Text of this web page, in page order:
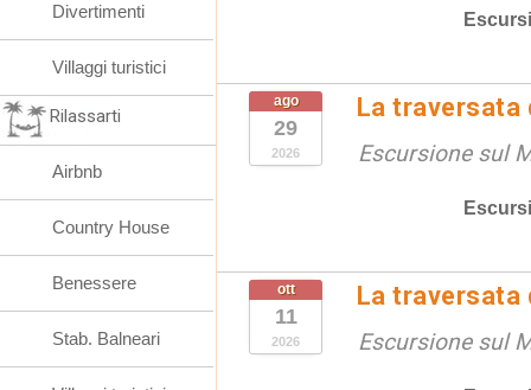
ago
29
2026
La traversata
Escursione sul
ott
11
2026
La traversata
Escursione sul
Divertimenti
Villaggi turistici
Rilassarti
Airbnb
Country House
Benessere
Stab. Balneari